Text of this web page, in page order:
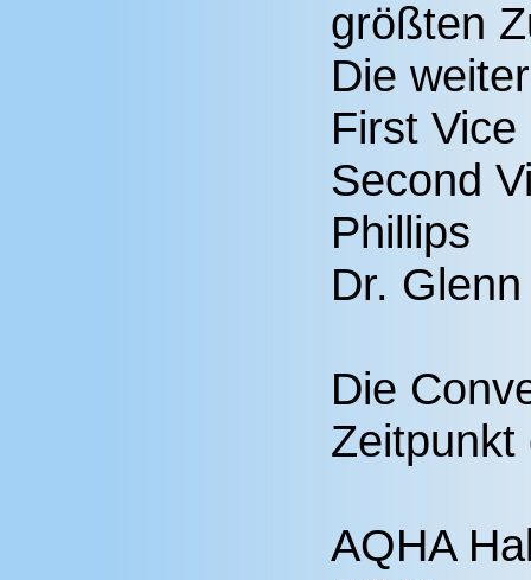
größten
Die
First
Second
Phillips
Dr.
Die
Zeitpunkt
AQHA